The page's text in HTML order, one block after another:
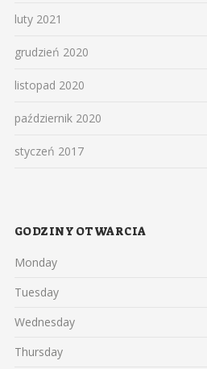
luty 2021
grudzień 2020
listopad 2020
październik 2020
styczeń 2017
GODZINY OTWARCIA
Monday
Tuesday
Wednesday
Thursday